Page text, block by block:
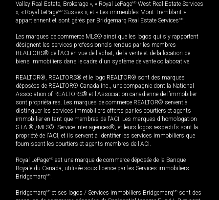
Valley Real Estate, Brokerage », « Royal LePageMD West Real Estate Services
», « Royal LePageMD Sussex », et « Les immeubles Mont-Tremblant »
appartiennent et sont gérés par Bridgemarq Real Estate ServicesMD.
Les marques de commerce MLS® ainsi que les logos qui s'y rapportent
désignent les services professionnels rendus par les membres
REALTORS® de l'ACI en vue de l'achat, de la vente et de la location de
biens immobiliers dans le cadre d'un système de vente collaborative.
REALTOR®, REALTORS® et le logo REALTOR® sont des marques
déposées de REALTOR® Canada Inc., une compagnie dont la National
Association of REALTORS® et l'Association canadienne de l’immobilier
sont propriétaires. Les marques de commerce REALTOR® servent à
distinguer les services immobiliers offerts par les courtiers et agents
immobilier en tant que membres de l'ACI. Les marques d'homologation
S.I.A.® /MLS®, Service inter-agences®, et leurs logos respectifs sont la
propriété de l'ACI, et ils servent à identifier les services immobiliers que
fournissent les courtiers et agents membres de l'ACI.
Royal LePageMD est une marque de commerce déposée de la Banque
Royale du Canada, utilisée sous licence par les Services immobiliers
BridgemarqMD.
BridgemarqMD et ses logos / Services immobiliers BridgemarqMD sont des